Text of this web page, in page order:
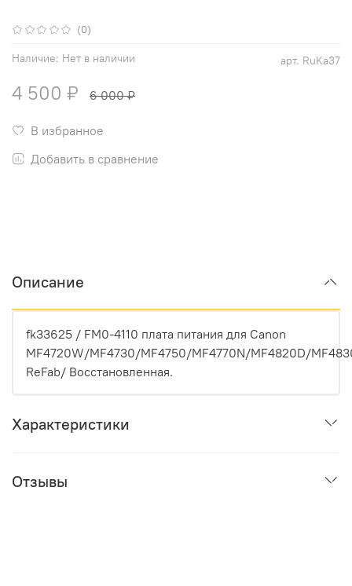
(0)
арт. RuKa37
Наличие: Нет в наличии
4 500 ₽ 6 000 ₽
В избранное
Добавить в сравнение
Описание
fk33625 / FM0-4110 плата питания для Canon
MF4720W/MF4730/MF4750/MF4770N/MF4820D/
ReFab/ Восстановленная.
Характеристики
Отзывы